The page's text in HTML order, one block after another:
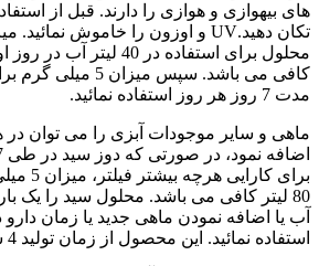
های بیهوازی و هوازی را دارند. قبل از
محلول برای استفاده در 40
مدت 7 روز هر روز استفاده نمائید.
ماهی و سایر موجودات آبزی را می توان در
برای
80 لیتر کافی می باشد. محلول سید را یک
آب یا اضافه نمودن ماهی جدید یا زمان دارو
استفاده نمائید. این محصول از زمان تولید 4 سال تاریخ انقضا دارد.